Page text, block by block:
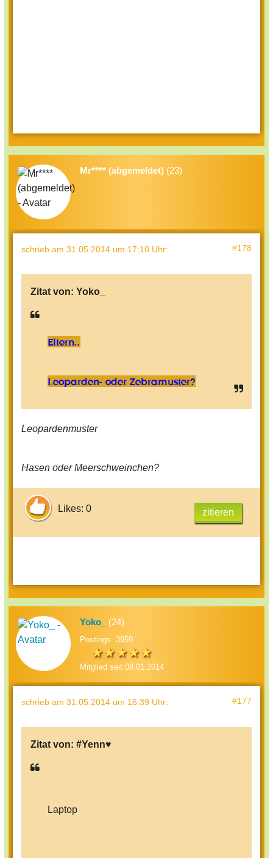
Mr**** (abgemeldet) (23)
schrieb am 31.05.2014 um 17:10 Uhr: #178
Zitat von: Yoko_
Eltern..
Leoparden- oder Zebramuster?
Leopardenmuster
Hasen oder Meerschweinchen?
Likes: 0 zitieren
Yoko_ (24)
Postings: 3959
Mitglied seit 08.01.2014
schrieb am 31.05.2014 um 16:39 Uhr: #177
Zitat von: #Yenn♥
Laptop